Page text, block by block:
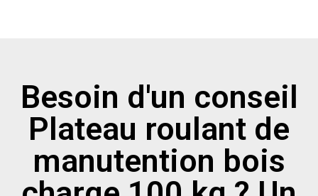
Besoin d'un conseil
Plateau roulant de
manutention bois